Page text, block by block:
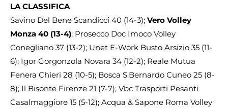
LA CLASSIFICA
Savino Del Bene Scandicci 40 (14-3); Vero Volley
Monza 40 (13-4); Prosecco Doc Imoco Volley
Conegliano 37 (13-2); Unet E-Work Busto Arsizio 35 (11-
6); Igor Gorgonzola Novara 34 (12-2); Reale Mutua
Fenera Chieri 28 (10-5); Bosca S.Bernardo Cuneo 25 (8-
8); Il Bisonte Firenze 21 (7-7); Vbc Trasporti Pesanti
Casalmaggiore 15 (5-12); Acqua & Sapone Roma Volley